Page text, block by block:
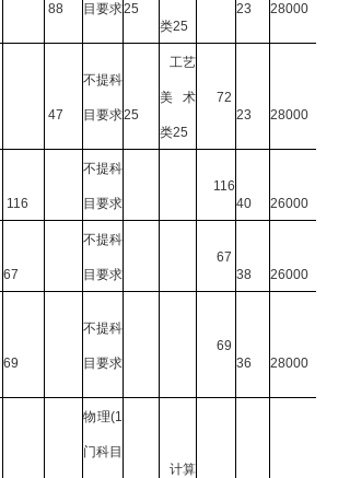
88
目要求25
类25
23
28000
47
不提科
目要求25
工艺
美术
类25
72
23
28000
116
不提科
目要求
116
40
26000
67
不提科
目要求
67
38
26000
69
不提科
目要求
69
36
28000
物理(1
门科目
计算